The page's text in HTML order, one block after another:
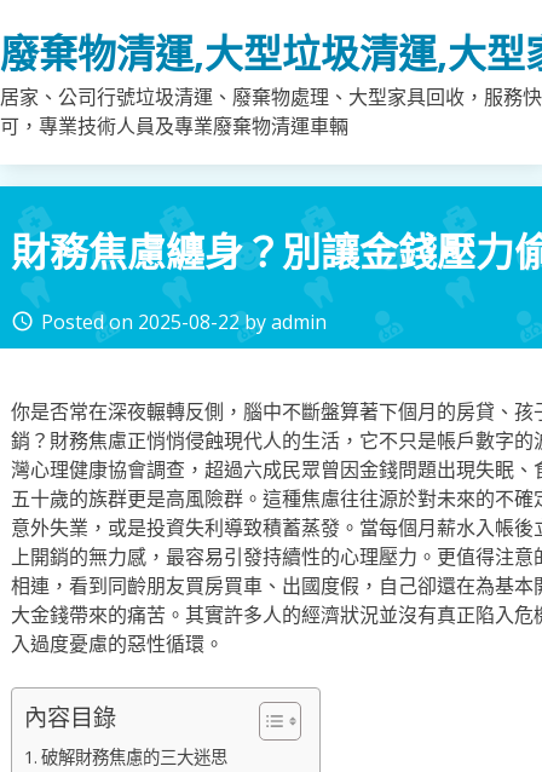
to
content
廢棄物清運,大型垃圾清運,大
居家、公司行號垃圾清運、廢棄物處理、大型家具回收，服務
可，專業技術人員及專業廢棄物清運車輛
財務焦慮纏身？別讓金錢壓力
access_time Posted on 2025-08-22byadmin
你是否常在深夜輾轉反側，腦中不斷盤算著下個月的房貸、
銷？財務焦慮正悄悄侵蝕現代人的生活，它不只是帳戶數字
灣心理健康協會調查，超過六成民眾曾因金錢問題出現失眠
五十歲的族群更是高風險群。這種焦慮往往源於對未來的不
意外失業，或是投資失利導致積蓄蒸發。當每個月薪水入帳
上開銷的無力感，最容易引發持續性的心理壓力。更值得注
相連，看到同齡朋友買房買車、出國度假，自己卻還在為基
大金錢帶來的痛苦。其實許多人的經濟狀況並沒有真正陷入
入過度憂慮的惡性循環。
內容目錄
破解財務焦慮的三大迷思